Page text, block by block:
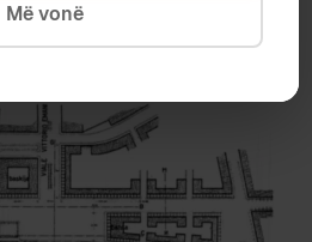
KOHË
Më vonë